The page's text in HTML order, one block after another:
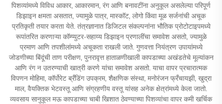
पिशव्यांमध्ये विविध आकार, आकारमान, रंग आणि बनावटींना अनुकूल असलेल्या परिपूर्ण
डिझाइन क्षमता असतात, ज्यामुळे पात्र, मास्कॉट, लोगो किंवा मूळ सर्जनांची अचूक
प्रतिकृती तयार करता येते. तंत्रज्ञानात डिजिटल संकल्पनांना भौतिक प्रोटोटाइपमध्ये
रूपांतरित करणाऱ्या कॉम्प्युटर-सहाय्य डिझाइन प्रणालींचा समावेश असतो, ज्यामुळे
प्रमाण आणि तपशीलांमध्ये अचूकता राखली जाते. गुणवत्ता नियंत्रण उपायांमध्ये
जोडणीच्या बिंदूंची ताण परीक्षण, पुनरावृत्त हाताळणीखाली कापडाच्या अखंडतेचे मूल्यांकन
आणि रंग न उतरण्याची खात्री करणे यांचा समावेश असतो. याचा वापर प्रचारात्मक
विपणन मोहिमा, कॉर्पोरेट ब्रँडिंग उपक्रम, शैक्षणिक संस्था, मनोरंजन फ्रँचायझी, खुद्रा
माल, वैयक्तिक भेटवस्तू आणि संग्रहणीय वस्तू यांसह अनेक क्षेत्रांमध्ये केला जातो.
व्यवसाय सानुकूल मऊ कापडाच्या चाबी खिशात ठेवण्याच्या पिशव्यांचा वापर कमी खर्चिक